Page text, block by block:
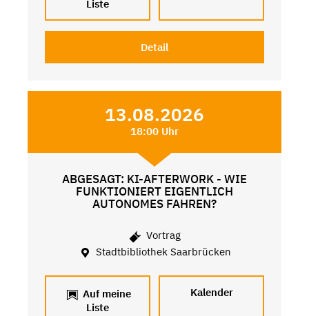
Liste
Detail
13.08.2026
18:00 Uhr
ABGESAGT: KI-AFTERWORK - WIE
FUNKTIONIERT EIGENTLICH
AUTONOMES FAHREN?
Vortrag
Stadtbibliothek Saarbrücken
Auf meine
Liste
Kalender